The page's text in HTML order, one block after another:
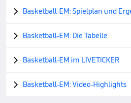
 Basketball-EM: Spielplan und
 Basketball-EM: Die Tabelle
 Basketball-EM im LIVETICKER
 Basketball-EM: Video-Highlights